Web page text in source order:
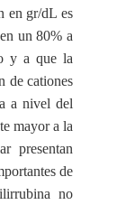
en gr/dL es
un 80% a
y a que la
de cationes
a nivel del
mayor a la
presentan
de
no